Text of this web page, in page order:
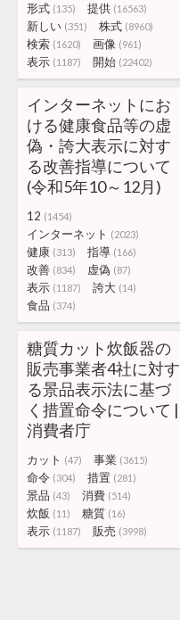
形式 (135) 提供 (16563)
新しい (351) 株式 (8960)
検索 (1620) 画像 (961)
表示 (1187) 開始 (22402)
インターネットにお
ける健康食品等の虚
偽・誇大表示に対す
る改善指導について
(令和5年10～12月)
12 (1454)
インターネット (2023)
健康 (313) 指導 (166)
改善 (834) 虚偽 (87)
表示 (1187) 誇大 (14)
食品 (374)
糖質カット炊飯器の
販売事業者4社に対す
る景品表示法に基づ
く措置命令について |
消費者庁
カット (47) 事業 (3615)
命令 (304) 措置 (281)
景品 (43) 消費 (514)
炊飯 (11) 糖質 (16)
表示 (1187) 販売 (3998)